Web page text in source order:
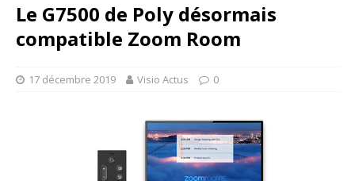
Le G7500 de Poly désormais
compatible Zoom Room
17 décembre 2019 Visio Actus 0